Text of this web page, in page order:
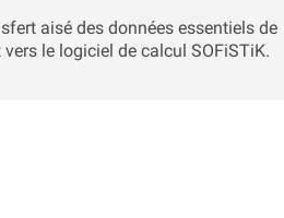
aisé des données essentiels de
vers le logiciel de calcul SOFiSTiK.